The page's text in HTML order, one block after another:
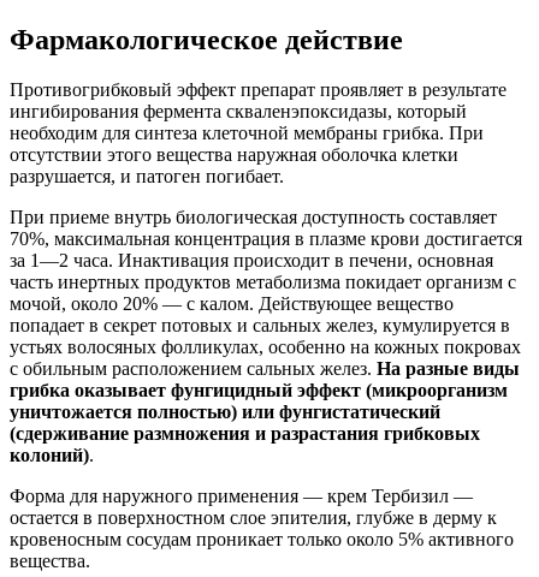
Фармакологическое действие
Противогрибковый эффект препарат проявляет в результате
ингибирования фермента скваленэпоксидазы, который
необходим для синтеза клеточной мембраны грибка. При
отсутствии этого вещества наружная оболочка клетки
разрушается, и патоген погибает.
При приеме внутрь биологическая доступность составляет
70%, максимальная концентрация в плазме крови достигается
за 1—2 часа. Инактивация происходит в печени, основная
часть инертных продуктов метаболизма покидает организм с
мочой, около 20% — с калом. Действующее вещество
попадает в секрет потовых и сальных желез, кумулируется в
устьях волосяных фолликулах, особенно на кожных покровах
с обильным расположением сальных желез. На разные виды
грибка оказывает фунгицидный эффект (микроорганизм
уничтожается полностью) или фунгистатический
(сдерживание размножения и разрастания грибковых
колоний).
Форма для наружного применения — крем Тербизил —
остается в поверхностном слое эпителия, глубже в дерму к
кровеносным сосудам проникает только около 5% активного
вещества.